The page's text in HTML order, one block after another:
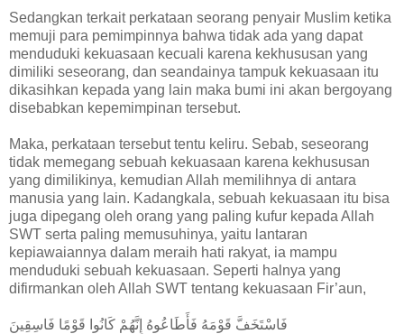
Sedangkan terkait perkataan seorang penyair Muslim ketika
memuji para pemimpinnya bahwa tidak ada yang dapat
menduduki kekuasaan kecuali karena kekhususan yang
dimiliki seseorang, dan seandainya tampuk kekuasaan itu
dikasihkan kepada yang lain maka bumi ini akan bergoyang
disebabkan kepemimpinan tersebut.
Maka, perkataan tersebut tentu keliru. Sebab, seseorang
tidak memegang sebuah kekuasaan karena kekhususan
yang dimilikinya, kemudian Allah memilihnya di antara
manusia yang lain. Kadangkala, sebuah kekuasaan itu bisa
juga dipegang oleh orang yang paling kufur kepada Allah
SWT serta paling memusuhinya, yaitu lantaran
kepiawaiannya dalam meraih hati rakyat, ia mampu
menduduki sebuah kekuasaan. Seperti halnya yang
difirmankan oleh Allah SWT tentang kekuasaan Fir’aun,
فَاسْتَخَفَّ قَوْمَهُ فَأَطَاعُوهُ إِنَّهُمْ كَانُوا قَوْمًا فَاسِقِينَ